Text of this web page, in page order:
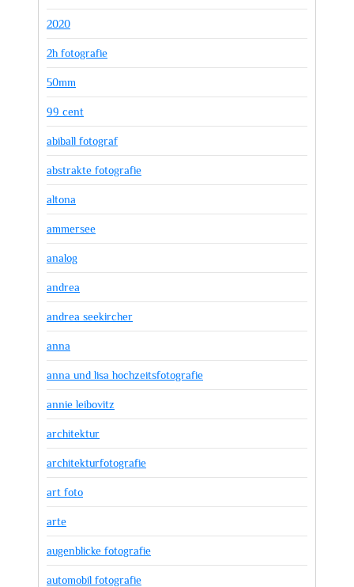
2020
2h fotografie
50mm
99 cent
abiball fotograf
abstrakte fotografie
altona
ammersee
analog
andrea
andrea seekircher
anna
anna und lisa hochzeitsfotografie
annie leibovitz
architektur
architekturfotografie
art foto
arte
augenblicke fotografie
automobil fotografie